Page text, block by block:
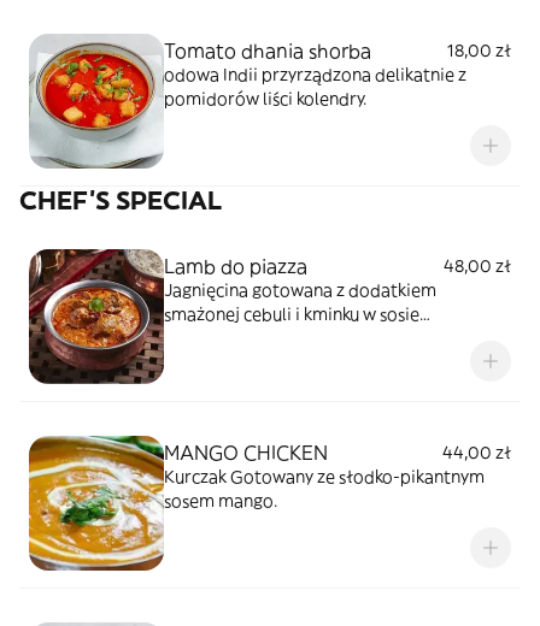
Tomato dhania shorba
18,00 zł
odowa Indii przyrządzona delikatnie z
pomidorów liści kolendry.
CHEF'S SPECIAL
Lamb do piazza
48,00 zł
Jagnięcina gotowana z dodatkiem
smażonej cebuli i kminku w sosie
MANGO CHICKEN
44,00 zł
Kurczak Gotowany ze słodko-pikantnym
sosem mango.